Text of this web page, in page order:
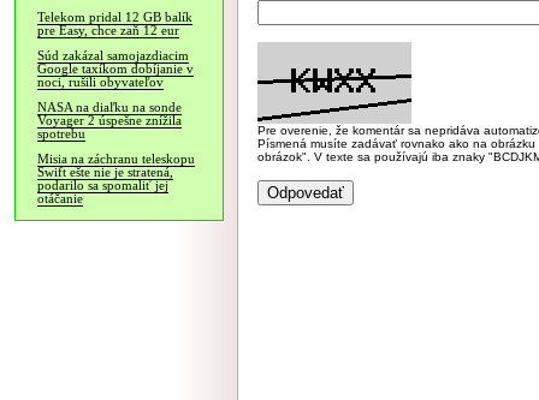
Telekom pridal 12 GB balík
pre Easy, chce zaň 12 eur
Súd zakázal samojazdiacim
Google taxíkom dobíjanie v
noci, rušili obyvateľov
NASA na diaľku na sonde
Voyager 2 úspešne znížila
spotrebu
Misia na záchranu teleskopu
Swift ešte nie je stratená,
podarilo sa spomaliť jej
otáčanie
Pre overenie, že komentár sa nepridáva
Písmená musíte zadávať rovnako ako na
obrázok". V texte sa používajú iba znaky